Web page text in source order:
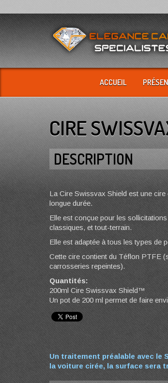
ACCUEIL
CIRE
DESCRIPTION
La Cire Swissvax Shield est une
longue durée.
Elle est conçue pour les
classiques, et tout-terrain.
Elle est adaptée à tous les types de
Cette cire contient du Téflon PTFE
carrosseries repeintes).
Quantités:
200ml Cire Swissvax Shield™
Un pot de 200 ml permet de faire
Un traitement préalable avec le
la voiture cirée, la surface sera